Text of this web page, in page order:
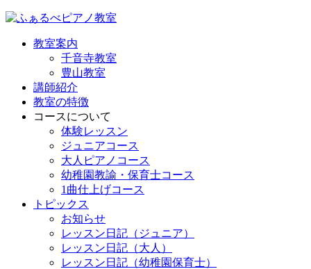
教室案内
千音寺教室
豊山教室
講師紹介
教室の特徴
コースについて
体験レッスン
ジュニアコース
大人ピアノコース
幼稚園教諭・保育士コース
1曲仕上げコース
トピックス
お知らせ
レッスン日記（ジュニア）
レッスン日記（大人）
レッスン日記（幼稚園保育士）